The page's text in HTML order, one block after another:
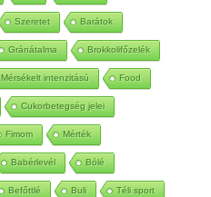
Szeretet Barátok
Gránátalma Brokkolifőzelék
Mérsékelt intenzitású Food
Cukorbetegség jelei
Fimom Mérték
Babérlevél Bólé
Befőttlé Buli Téli sport